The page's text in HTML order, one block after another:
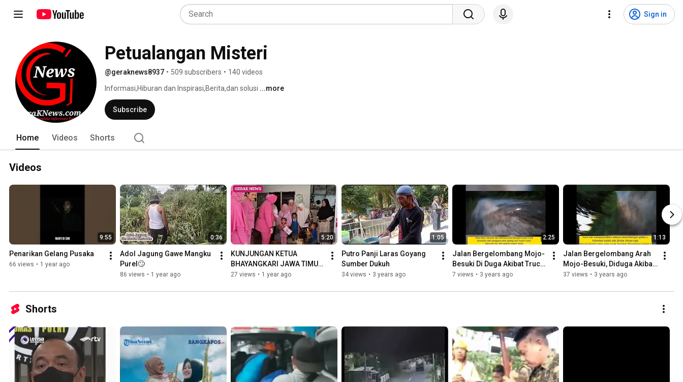
Sign in
Petualangan Misteri
@geraknews8937 • 509 subscribers • 140 videos
Informasi,Hiburan dan Inspirasi,Berita,dan solusi ...more
Subscribe
Home Videos Shorts
Videos
9:55
Penarikan Gelang Pusaka
66 views • 1 year ago
0:36
Adol Jagung Gawe Mangku
Purel🙄
86 views • 1 year ago
5:20
KUNJUNGAN KETUA
BHAYANGKARI JAWA TIMUR
DI KELURAHAN
KECAMATAN BANGIL
27 views • 1 year ago
1:05
Putro Panji Laras Goyang
Sumber Dukuh
34 views • 3 years ago
2:25
Jalan Bergelombang Mojo-
Besuki Di Duga Akibat Truck
Muatan Galian C
7 views • 3 years ago
1:13
Jalan Bergelombang Arah
Mojo-Besuki, Diduga Akibat
Truk bermuatan Galian C
37 views • 3 years ago
Shorts